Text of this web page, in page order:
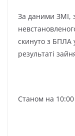
За даними ЗМІ,
скинуто з БПЛА
результаті
Станом на 10:00